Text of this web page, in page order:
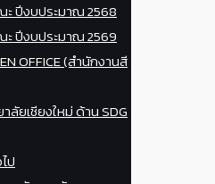
ปีงบประมาณ 2568
ปีงบประมาณ 2569
OFFICE (สำนักงานสี
ลัยเชียงใหม่ ด้าน SDG
ป